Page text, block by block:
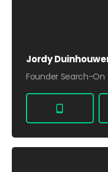
Jordy
Founder Search-On